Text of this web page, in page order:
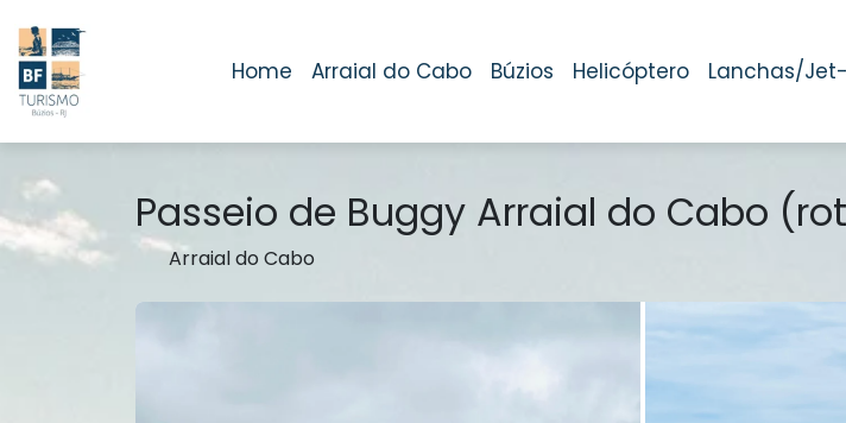
Home Arraial do Cabo Búzios Helicóptero Lanchas/
Passeio de Buggy Arraial do Cabo
Arraial do Cabo